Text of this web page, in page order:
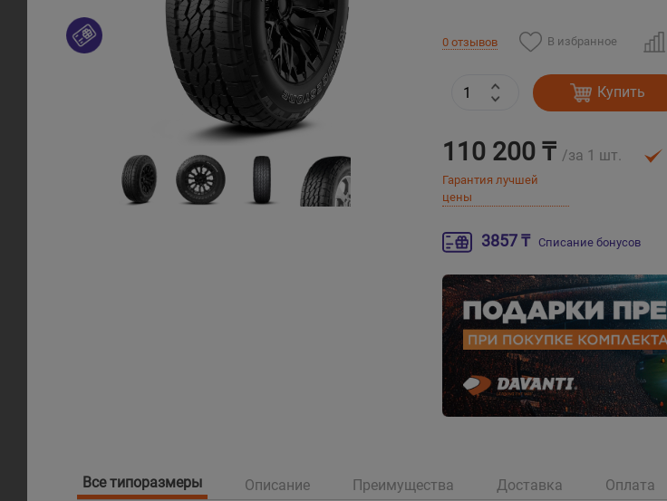
0 отзывов В избранное
Купить
110 200 ₸ /за 1 шт.
Гарантия лучшей
цены
3857 ₸ Списание бонусов
Все типоразмеры Описание Преимущества Доставка Оплата